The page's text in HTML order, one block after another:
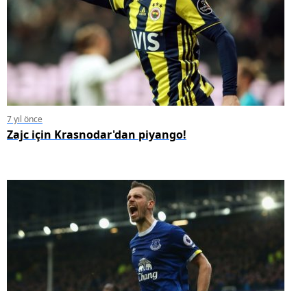
7 yıl önce
Zajc için Krasnodar'dan piyango!